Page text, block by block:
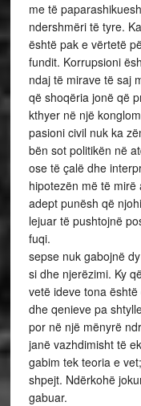
me të
ndershmëri të tyre.
është pak e vërtetë
fundit. Korrupsioni
ndaj të mirave të saj
që shoqëria jonë që
kthyer në një
pasioni civil
bën sot politikën në
ose të çalë dhe
hipotezën më të
adept punësh që
lejuar të pushtojnë
fuqi.
sepse nuk gabojnë
si dhe njerëzimi. Ky
vetë ideve tona
dhe qenieve pa
por në një mënyrë
janë vazhdimisht të
gabim tek teoria e
shpejt. Ndërkohë
gabuar.